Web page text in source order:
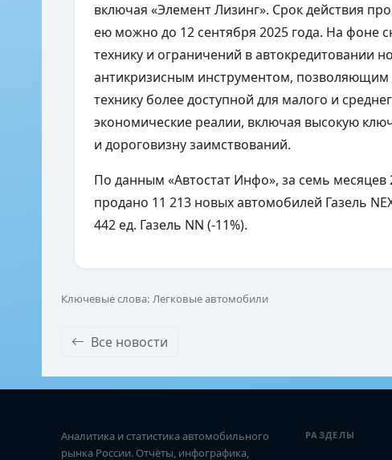
включая «Элемент Лизинг». Срок действия
ею можно до 12 сентября 2025 года. На фоне
технику и ограничений в автокредитовании
антикризисным инструментом, позволяющим
технику более доступной для малого и
экономические реалии, включая высокую
и дороговизну заимствований.
По данным «Автостат Инфо», за семь
продано 11 213 новых автомобилей Газель
442 ед. Газель NN (-11%).
Ключевые слова: Легковые автомобили
Все новости
Аналитика и статистика автомобильного
рынка России. Отчёты, инфографика,
РАЗДЕЛЫ